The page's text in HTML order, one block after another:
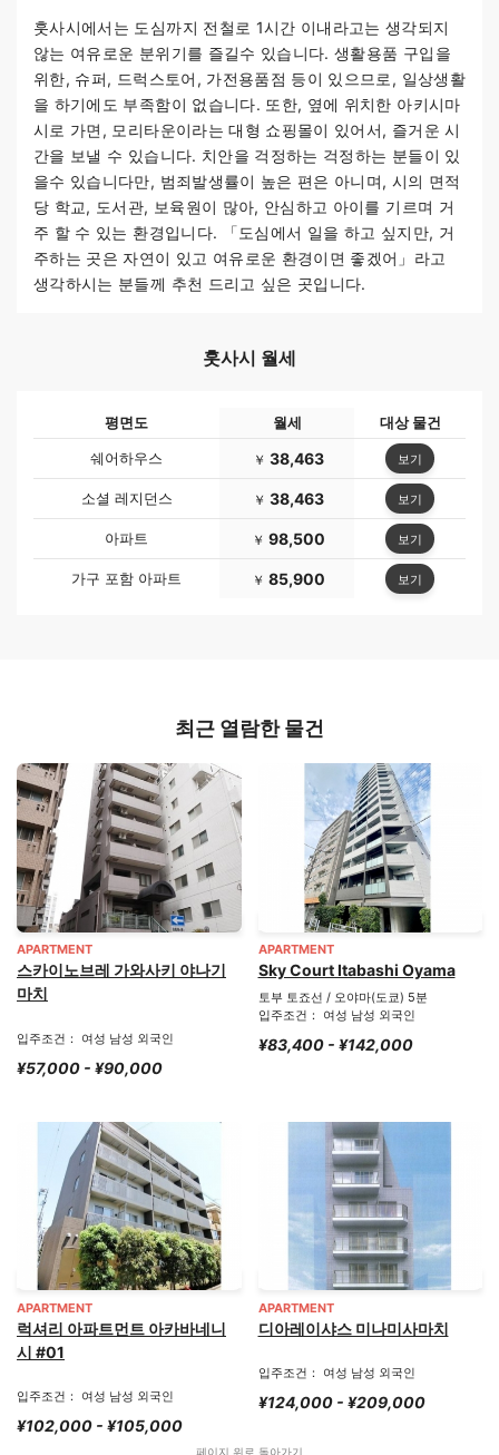
훗사시에서는 도심까지 전철로 1시간 이내라고는 생각되지
않는 여유로운 분위기를 즐길수 있습니다. 생활용품 구입을
위한, 슈퍼, 드럭스토어, 가전용품점 등이 있으므로, 일상생활
을 하기에도 부족함이 없습니다. 또한, 옆에 위치한 아키시마
시로 가면, 모리타운이라는 대형 쇼핑몰이 있어서, 즐거운 시
간을 보낼 수 있습니다. 치안을 걱정하는 걱정하는 분들이 있
을수 있습니다만, 범죄발생률이 높은 편은 아니며, 시의 면적
당 학교, 도서관, 보육원이 많아, 안심하고 아이를 기르며 거
주 할 수 있는 환경입니다. 「도심에서 일을 하고 싶지만, 거
주하는 곳은 자연이 있고 여유로운 환경이면 좋겠어」라고
생각하시는 분들께 추천 드리고 싶은 곳입니다.
훗사시 월세
평면도 월세
대상 물건
쉐어하우스
￥ 38,463 보기
소셜 레지던스 ￥ 38,463 보기
아파트 ￥ 98,500 보기
가구 포함 아파트 ￥ 85,900 보기
최근 열람한 물건
APARTMENT
스카이노브레 가와사키 야나기
마치
입주조건： 여성 남성 외국인
¥57,000 - ¥90,000
APARTMENT
Sky Court Itabashi Oyama
토부 토죠선 / 오야마(도쿄) 5분
입주조건： 여성 남성 외국인
¥83,400 - ¥142,000
APARTMENT
럭셔리 아파트먼트 아카바네니
시 #01
입주조건： 여성 남성 외국인
¥102,000 - ¥105,000
APARTMENT
디아레이샤스 미나미사마치
입주조건： 여성 남성 외국인
¥124,000 - ¥209,000